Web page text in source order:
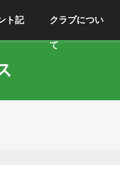
ト記 クラブについ
て